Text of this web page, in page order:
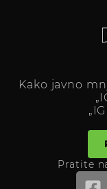
Kako javno
Pratite